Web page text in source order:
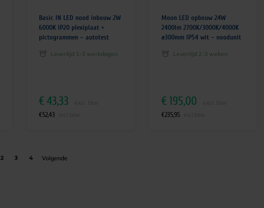
Basic IN LED nood inbouw 2W
6000K IP20 plexiplaat +
pictogrammen – autotest
Levertijd 1-3 werkdagen
€ 43,33
€52,43
Moon LED opbouw 24W
2400lm 2700K/3000K/4000K
ø300mm IP54 wit – noodunit
Levertijd 2-3 weken
€ 195,00
€235,95
2 3 4